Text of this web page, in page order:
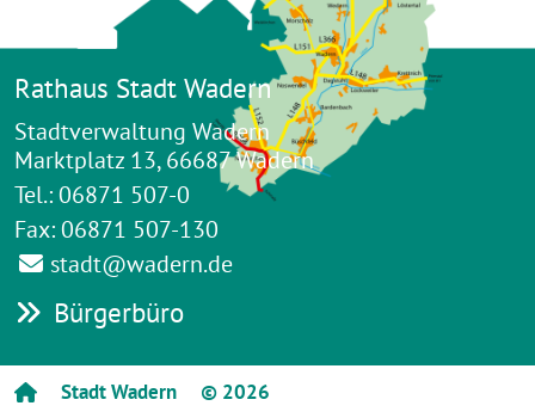
Rathaus Stadt Wadern
Stadtverwaltung Wadern
Marktplatz 13, 66687 Wadern
Tel.: 06871 507-0
Fax: 06871 507-130
stadt@wadern.de
Bürgerbüro
Stadt Wadern © 2026